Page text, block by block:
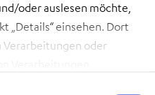
oder auslesen möchte,
„Details“ einsehen. Dort
Verarbeitungen oder